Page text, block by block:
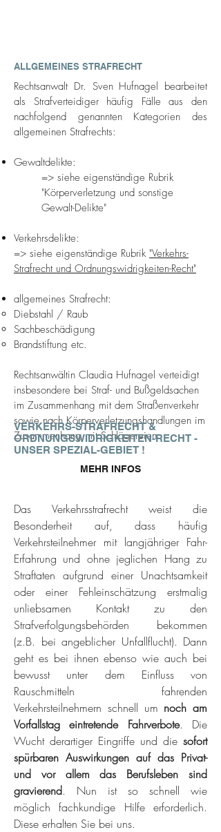
ALLGEMEINES STRAFRECHT
Rechtsanwalt Dr. Sven Hufnagel bearbeitet
als Strafverteidiger häufig Fälle aus den
nachfolgend genannten Kategorien des
allgemeinen Strafrechts:
Gewaltdelikte:
=> siehe eigenständige Rubrik
"Körperverletzung und sonstige
Gewalt-Delikte"
Verkehrsdelikte:
=> siehe eigenständige Rubrik "Verkehrs-
Strafrecht und Ordnungswidrigkeiten-Recht"
allgemeines Strafrecht:
Diebstahl / Raub
Sachbeschädigung
Brandstiftung etc.
Rechtsanwältin Claudia Hufnagel verteidigt
insbesondere bei Straf- und Bußgeldsachen
im Zusammenhang mit dem Straßenverkehr
sowie nach Körperverletzungshandlungen im
Zusammenhang mit Schlägereien.
VERKEHRS-STRAFRECHT &
ORDNUNGSWIDRIGKEITEN-RECHT -
UNSER SPEZIAL-GEBIET !
MEHR INFOS
Das Verkehrsstrafrecht weist die
Besonderheit auf, dass häufig
Verkehrsteilnehmer mit langjähriger Fahr-
Erfahrung und ohne jeglichen Hang zu
Straftaten aufgrund einer Unachtsamkeit
oder einer Fehleinschätzung erstmalig
unliebsamen Kontakt zu den
Strafverfolgungsbehörden bekommen
(z.B. bei angeblicher Unfallflucht). Dann
geht es bei ihnen ebenso wie auch bei
bewusst unter dem Einfluss von
Rauschmitteln fahrenden
Verkehrsteilnehmern schnell um noch am
Vorfallstag eintretende Fahrverbote. Die
Wucht derartiger Eingriffe und die sofort
spürbaren Auswirkungen auf das Privat-
und vor allem das Berufsleben sind
gravierend. Nun ist so schnell wie
möglich fachkundige Hilfe erforderlich.
Diese erhalten Sie bei uns.